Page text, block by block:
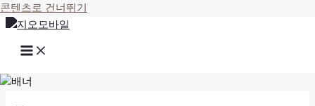
콘텐츠로 건너뛰기